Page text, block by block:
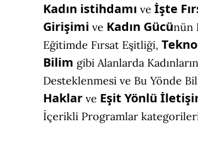
Kadın istihdamı ve İşte
Girişimi ve Kadın Gücünün
Eğitimde Fırsat Eşitliği,
Bilim gibi Alanlarda
Desteklenmesi ve Bu Yönde
Haklar ve Eşit Yönlü
İçerikli Programlar